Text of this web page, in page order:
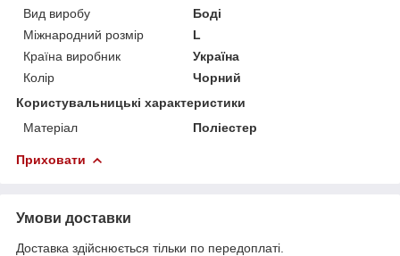
Вид виробу
Боді
Міжнародний розмір
L
Країна виробник
Україна
Колір
Чорний
Користувальницькі характеристики
Матеріал
Поліестер
Приховати
Умови доставки
Доставка здійснюється тільки по передоплаті.